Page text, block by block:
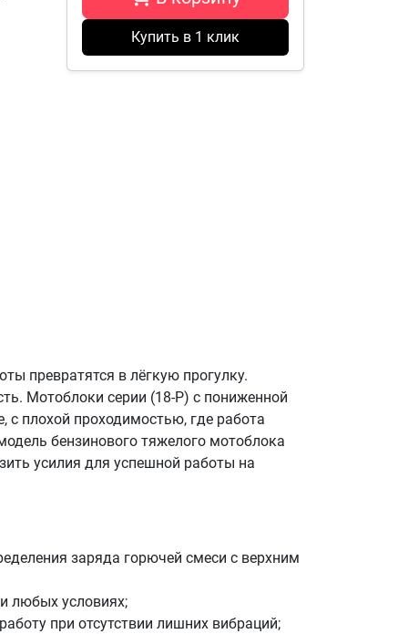
Купить в 1 клик
превратятся в лёгкую прогулку.
Мотоблоки серии (18-P) с пониженной
плохой проходимостью, где работа
бензинового тяжелого мотоблока
усилия для успешной работы на
заряда горючей смеси с верхним
любых условиях;
при отсутствии лишних вибраций;